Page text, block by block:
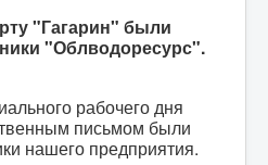
"Гагарин" были
"Облводоресурс".
рабочего дня
письмом были
нашего предприятия.